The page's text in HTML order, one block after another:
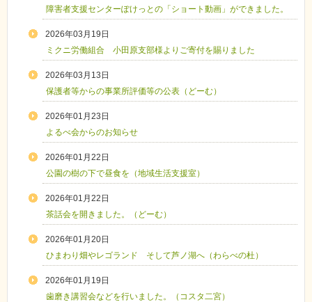
障害者支援センターぽけっとの「ショート動画」ができました。
2026年03月19日
ミクニ労働組合 小田原支部様よりご寄付を賜りました
2026年03月13日
保護者等からの事業所評価等の公表（どーむ）
2026年01月23日
よるべ会からのお知らせ
2026年01月22日
公園の樹の下で昼食を（地域生活支援室）
2026年01月22日
茶話会を開きました。（どーむ）
2026年01月20日
ひまわり畑やレゴランド そして芦ノ湖へ（わらべの杜）
2026年01月19日
歯磨き講習会などを行いました。（コスタ二宮）